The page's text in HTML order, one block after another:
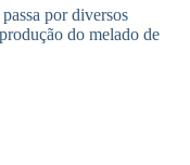
por diversos
do melado de